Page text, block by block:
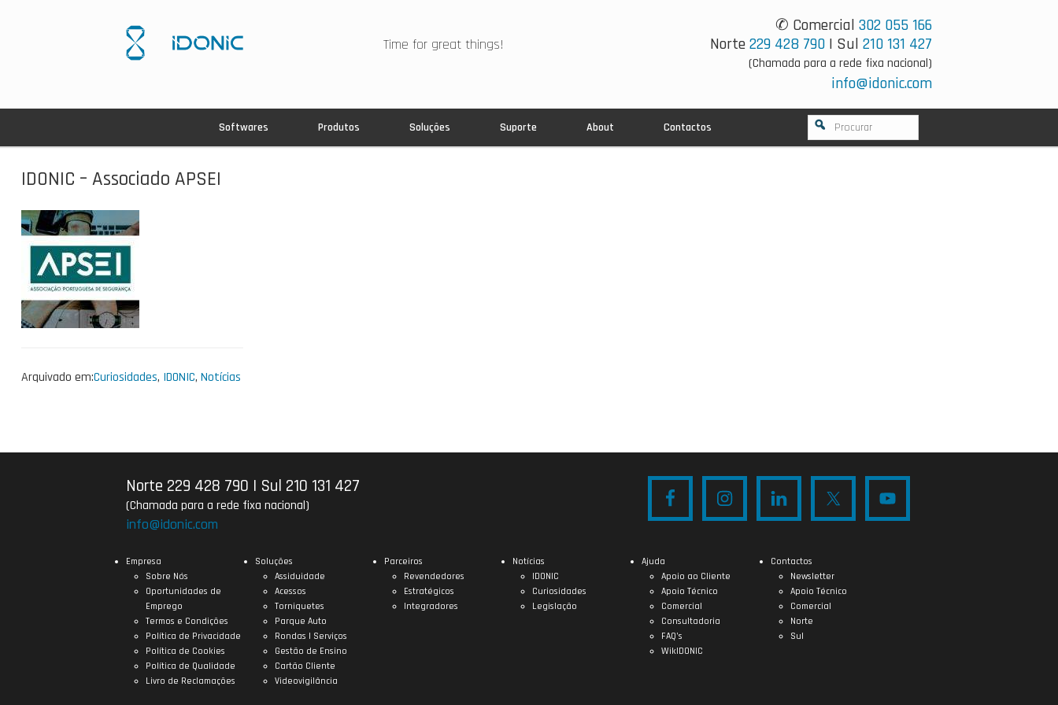
Time for great things!
✆ Comercial 302 055 166
Norte229 428 790 | Sul 210 131 427
(Chamada para a rede fixa nacional)
info@idonic.com
Softwares Produtos Soluções Suporte About Contactos
IDONIC – Associado APSEI
Arquivado em:Curiosidades, IDONIC, Notícias
Norte 229 428 790 | Sul 210 131 427
(Chamada para a rede fixa nacional)
info@idonic.com
Empresa
Sobre Nós
Oportunidades de
Emprego
Termos e Condições
Política de Privacidade
Política de Cookies
Política de Qualidade
Livro de Reclamações
Soluções
Assiduidade
Acessos
Torniquetes
Parque Auto
Rondas | Serviços
Gestão de Ensino
Cartão Cliente
Videovigilância
Parceiros
Revendedores
Estratégicos
Integradores
Notícias
IDONIC
Curiosidades
Legislação
Ajuda
Apoio ao Cliente
Apoio Técnico
Comercial
Consultadoria
FAQ’s
WikIDONIC
Contactos
Newsletter
Apoio Técnico
Comercial
Norte
Sul